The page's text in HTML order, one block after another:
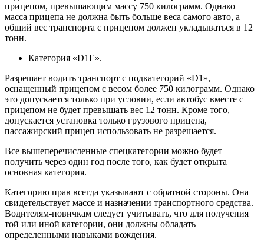
прицепом, превышающим массу 750 килограмм. Однако
масса прицепа не должна быть больше веса самого авто, а
общий вес транспорта с прицепом должен укладываться в 12
тонн.
Категория «D1E».
Разрешает водить транспорт с подкатегорий «D1»,
оснащенный прицепом с весом более 750 килограмм. Однако
это допускается только при условии, если автобус вместе с
прицепом не будет превышать вес 12 тонн. Кроме того,
допускается установка только грузового прицепа,
пассажирский прицеп использовать не разрешается.
Все вышеперечисленные спецкатегории можно будет
получить через один год после того, как будет открыта
основная категория.
Категорию прав всегда указывают с обратной стороны. Она
свидетельствует массе и назначении транспортного средства.
Водителям-новичкам следует учитывать, что для получения
той или иной категории, они должны обладать
определенными навыками вождения.